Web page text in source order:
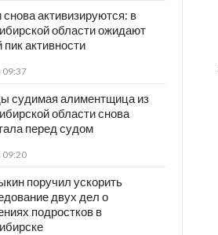
активизируются: в
области ожидают
пик активности
09:37
судимая алиментщица из
области снова
перед судом
09:20
поручил ускорить
двух дел о
подростков в